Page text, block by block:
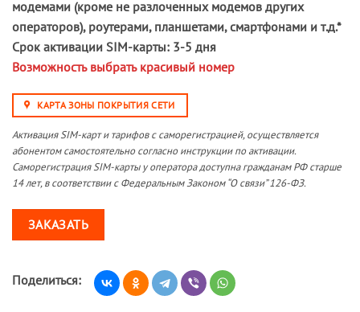
модемами (кроме не разлоченных модемов других
операторов), роутерами, планшетами, смартфонами и т.д.*
Срок активации SIM-карты: 3-5 дня
Возможность выбрать красивый номер
КАРТА ЗОНЫ ПОКРЫТИЯ СЕТИ
Активация SIM-карт и тарифов с саморегистрацией, осуществляется
абонентом самостоятельно согласно инструкции по активации.
Саморегистрация SIM-карты у оператора доступна гражданам РФ старше
14 лет, в соответствии с Федеральным Законом “О связи” 126-ФЗ.
ЗАКАЗАТЬ
Поделиться: